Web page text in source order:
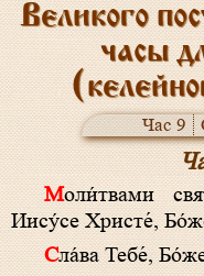
Великого
часы
Час 9
Моли́твами святы́х оте́ц на́ших, Го́споди
Иису́се Христе́,
Сла́ва Тебе́,